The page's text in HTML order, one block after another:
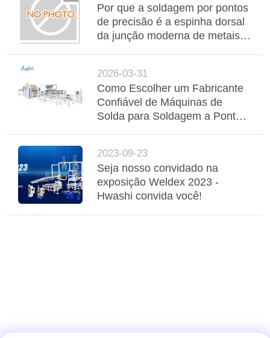
Por que a soldagem por pontos
de precisão é a espinha dorsal
da junção moderna de metais
2026-03-31
Como Escolher um Fabricante
Confiável de Máquinas de
Solda para Soldagem a Ponto
de Arame
2023-09-23
Seja nosso convidado na
exposição Weldex 2023 -
Hwashi convida você!